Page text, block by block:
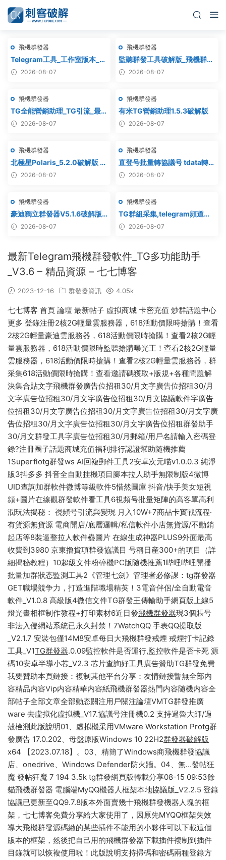
飛機群發器
Telegram工具_工作室版本_飛
機群發器_最新破解版
2026-08-07
飛機群發器
監聽群發工具破解版_飛機群
發,協議軟件,群發助手,群發工
2026-08-07
飛機群發器
TG全能營銷助理_TG引流_最
新破解版
2026-08-07
飛機群發器
有米TG營銷助理1.5.3破解版
2026-08-07
飛機群發器
北極星Polaris_5.2.0破解版 飛
機群發器_TG群發軟件
2026-08-07
飛機群發器
直登号批量轉協議号 tdata轉
session – 附破解工具
2026-08-07
飛機群發器
豪迪獨立群發器V5.1.6破解版 –
飛機群發器,TG群發器,群發器
群發,協議軟件
2026-08-07
飛機群發器
TG群組采集,telegram頻道采
集,電報群鏈接采集,飛機頻道鏈
2026-08-07
最新Telegram飛機群發軟件_TG多功能助手
_V3.6 – 精品資源 – 七七博客
2023-12-16 群發器資訊 4.05k
七七博客 首頁 論壇 最新帖子 虛拟商城 卡密充值 炒群話題中心
更多 登錄注冊2核2G輕量雲服務器，618活動價限時搶購！查看
2核2G輕量豪迪雲服務器，618活動價限時搶購！查看2核2G輕
量雲服務器，618活動價限時監聽搶購曝光王！查看2核2G輕量
雲服務器，618活動價限時搶購！查看2核2G輕量雲服務器，群
采集618活動價限時搶購！查看邀請碼獲取+版規+各種問題解
決集合貼文字飛機群發廣告位招租30/月文字廣告位招租30/月
文字廣告位招租30/月文字廣告位招租30/月文協議軟件字廣告
位招租30/月文字廣告位招租30/月文字廣告位招租30/月文字廣
告位招租30/月文字廣告位招租30/月文字廣告位招租群發助手
30/月文群發工具字廣告位招租30/月郵箱/用戶名請輸入密碼登
錄?注冊圈子話題商城充值福利排行認證幫助随機推薦
1Superflotg群發ws AI回複郵件工具2安卓次元喵v1.0.0.3 純淨
版3抖多多 抖音全自動挂機項目腳本拉人助手無限制版4微博
UID查詢加群軟件微博等級軟件5惜然圖庫 抖音/快手美女短視
頻+圖片在線觀群發軟件看工具6視頻号批量矩陣的高客單高利
潤玩法揭秘： 視頻号引流與變現 月入10W+7商品卡實戰流程·
有貨源無貨源 電商開店/底層邏輯/私信軟件小店無貨源/不動銷
起店等8裝逼整拉人軟件蠱圖片 在線生成神器PLUS9外面最高
收費到3980 京東撸貨項群發協議目 号稱日産300+的項目（詳
細揭秘教程）10超級文件粉碎機PC版随機推薦1哔哩哔哩開播
批量加群狀态監測工具2《管理七劍》管理者必修課：tg群發器
GET職場競争力，打造進階職場精英！3電音伴侶/全自動電音
軟件_V1.0.8 高級版4微信文件TG群發王傳輸助手網頁版上線5
燈光畫相框制作教程+打印素材6近日發飛機群發器現3個賬号
非法入侵網站系統已永久封禁！7WatchQQ 手表QQ提取版
_V2.1.7 安裝包僅14M8安卓每日大飛機群發戒煙 戒煙打卡記錄
工具_V1TG群發器.0.09監控軟件是否運行,監控軟件是否卡死 源
碼10安卓半導小芯_V2.3 芯片查詢好工具廣告贊助TG群發免費
我要贊助本頁鏈接：複制其他平台分享：友情鏈接暫無全部内
容精品内容Vip内容精華内容紙飛機群發器熱門内容随機内容全
部帖子全部文章全部動态關注用戶關注論壇VMTG群發推廣
ware 去虛拟化虛拟機_V17.協議号注冊機0.2 支持過魯大師/過
殼檢測此版說明01、虛拟機采用VMware Workstation Protg群
發廣告 17.0.202、母盤原版Windows 10 22H2群發器破解版
x64 【2023.07.18】。03、精簡了Windows商飛機群發協議
店、onedrive、Windows Defender防火牆。04、無…發帖狂
魔 發帖狂魔 7 194 3.5k tg群發網頁版轉載分享08-15 09:53餘
貓飛機群發器 電腦端MyQQ機器人框架本地協議版_V2.2.5 登錄
協議已更新至QQ9.7.8版本外面賣幾十飛機群發機器人塊的框
架，七七博客免費分享給大家使用了，因原先MYQQ框架失效
導大飛機群發源碼緻的某些插件不能用的小夥伴可以下載這個
版本的框架，然後把自己用的飛機群發器下載插件複制到插件
目錄就可以恢複使用啦！此版說明支持掃碼和密碼兩種登錄方